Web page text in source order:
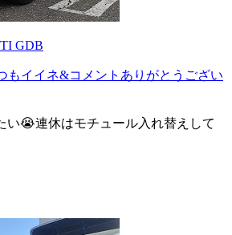
GDB
もイイネ&コメントありがとうござい
い😭連休はモチュール入れ替えして